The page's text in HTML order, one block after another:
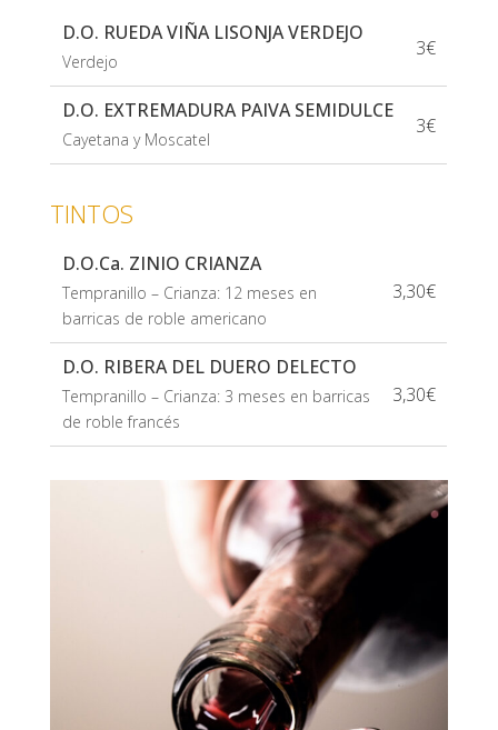
D.O. RUEDA VIÑA LISONJA VERDEJO
Verdejo
3€
D.O. EXTREMADURA PAIVA SEMIDULCE
Cayetana y Moscatel
3€
TINTOS
D.O.Ca. ZINIO CRIANZA
Tempranillo – Crianza: 12 meses en
barricas de roble americano
3,30€
D.O. RIBERA DEL DUERO DELECTO
Tempranillo – Crianza: 3 meses en barricas
de roble francés
3,30€